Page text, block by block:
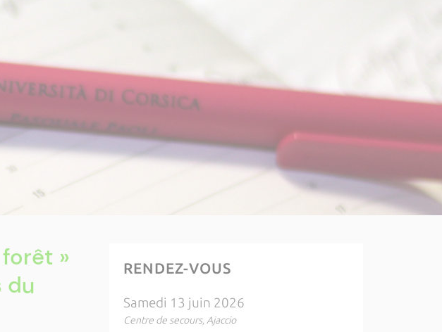
»
du
RENDEZ-VOUS
Samedi 13 juin 2026
Centre de secours, Ajaccio